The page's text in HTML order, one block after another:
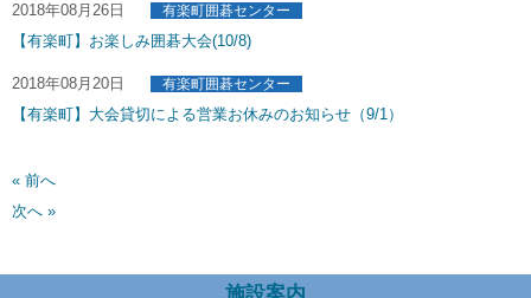
2018年08月26日 有楽町囲碁センター
【有楽町】お楽しみ囲碁大会(10/8)
2018年08月20日 有楽町囲碁センター
【有楽町】大会貸切による営業お休みのお知らせ（9/1）
« 前へ
次へ »